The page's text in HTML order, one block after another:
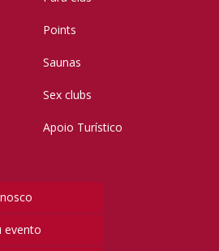
Points
Saunas
Sex clubs
Apoio Turístico
evento